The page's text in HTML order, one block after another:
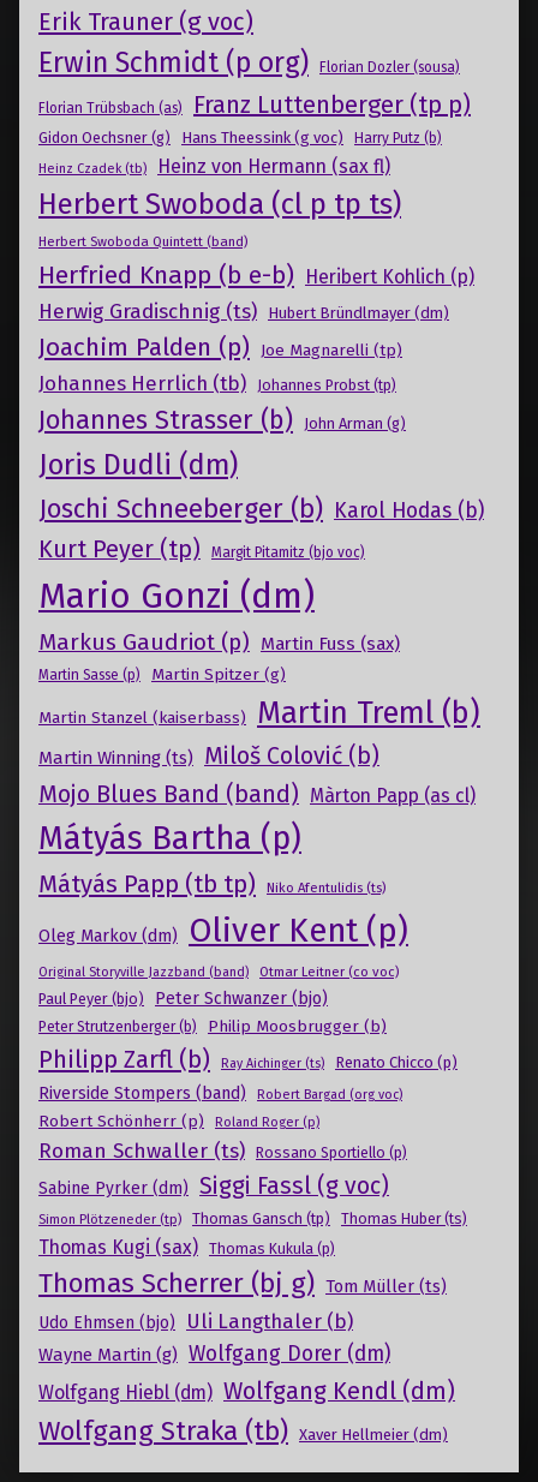
Erik Trauner (g voc)
Erwin Schmidt (p org) Florian Dozler (sousa)
Florian Trübsbach (as) Franz Luttenberger (tp p)
Gidon Oechsner (g) Hans Theessink (g voc) Harry Putz (b)
Heinz Czadek (tb) Heinz von Hermann (sax fl)
Herbert Swoboda (cl p tp ts)
Herbert Swoboda Quintett (band)
Herfried Knapp (b e-b) Heribert Kohlich (p)
Herwig Gradischnig (ts) Hubert Bründlmayer (dm)
Joachim Palden (p) Joe Magnarelli (tp)
Johannes Herrlich (tb) Johannes Probst (tp)
Johannes Strasser (b) John Arman (g)
Joris Dudli (dm)
Joschi Schneeberger (b) Karol Hodas (b)
Kurt Peyer (tp) Margit Pitamitz (bjo voc)
Mario Gonzi (dm)
Markus Gaudriot (p) Martin Fuss (sax)
Martin Sasse (p) Martin Spitzer (g)
Martin Stanzel (kaiserbass) Martin Treml (b)
Martin Winning (ts) Miloš Colović (b)
Mojo Blues Band (band) Màrton Papp (as cl)
Mátyás Bartha (p)
Mátyás Papp (tb tp) Niko Afentulidis (ts)
Oleg Markov (dm) Oliver Kent (p)
Original Storyville Jazzband (band) Otmar Leitner (co voc)
Paul Peyer (bjo) Peter Schwanzer (bjo)
Peter Strutzenberger (b) Philip Moosbrugger (b)
Philipp Zarfl (b) Ray Aichinger (ts) Renato Chicco (p)
Riverside Stompers (band) Robert Bargad (org voc)
Robert Schönherr (p) Roland Roger (p)
Roman Schwaller (ts) Rossano Sportiello (p)
Sabine Pyrker (dm) Siggi Fassl (g voc)
Simon Plötzeneder (tp) Thomas Gansch (tp) Thomas Huber (ts)
Thomas Kugi (sax) Thomas Kukula (p)
Thomas Scherrer (bj g) Tom Müller (ts)
Udo Ehmsen (bjo)
Uli Langthaler (b)
Wayne Martin (g) Wolfgang Dorer (dm)
Wolfgang Hiebl (dm) Wolfgang Kendl (dm)
Wolfgang Straka (tb) Xaver Hellmeier (dm)